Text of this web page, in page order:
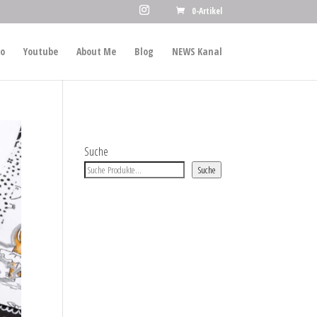
0-Artikel
Youtube About Me Blog NEWS Kanal
Suche
Suche